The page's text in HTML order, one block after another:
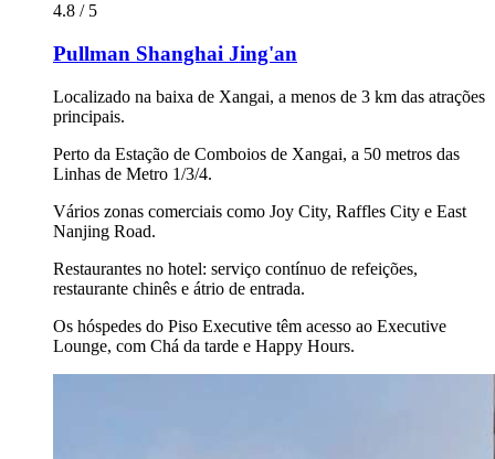
4.8 / 5
Pullman Shanghai Jing'an
Localizado na baixa de Xangai, a menos de 3 km das atrações
principais.
Perto da Estação de Comboios de Xangai, a 50 metros das
Linhas de Metro 1/3/4.
Vários zonas comerciais como Joy City, Raffles City e East
Nanjing Road.
Restaurantes no hotel: serviço contínuo de refeições,
restaurante chinês e átrio de entrada.
Os hóspedes do Piso Executive têm acesso ao Executive
Lounge, com Chá da tarde e Happy Hours.